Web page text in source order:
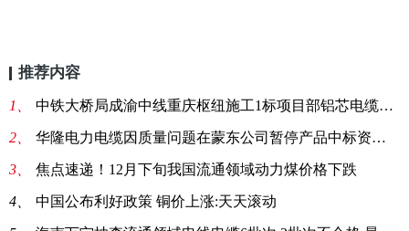
推荐内容
1、 中铁大桥局成渝中线重庆枢纽施工1标项目部铝芯电缆采购询价
2、 华隆电力电缆因质量问题在蒙东公司暂停产品中标资格6个月_世界热议
3、 焦点速递！12月下旬我国流通领域动力煤价格下跌
4、 中国公布利好政策 铜价上涨:天天滚动